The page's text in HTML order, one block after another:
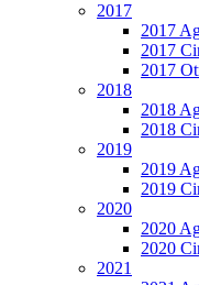
2017
2017
2017
2017
2018
2018
2018
2019
2019
2019
2020
2020
2020
2021